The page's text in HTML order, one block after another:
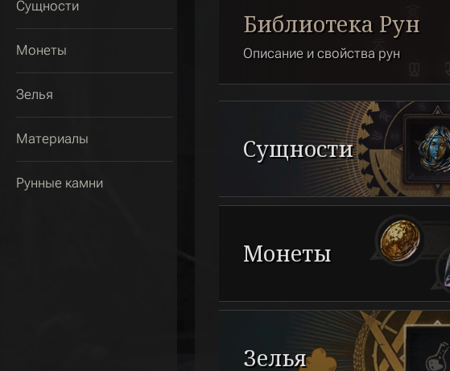
Сущности
Монеты
Зелья
Материалы
Рунные камни
Библиотека Рун
Описание и свойства рун
Сущности
Монеты
Зелья